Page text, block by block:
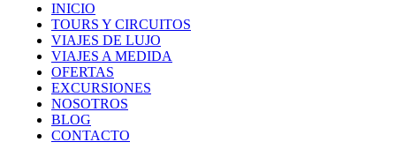
INICIO
TOURS Y CIRCUITOS
VIAJES DE LUJO
VIAJES A MEDIDA
OFERTAS
EXCURSIONES
NOSOTROS
BLOG
CONTACTO